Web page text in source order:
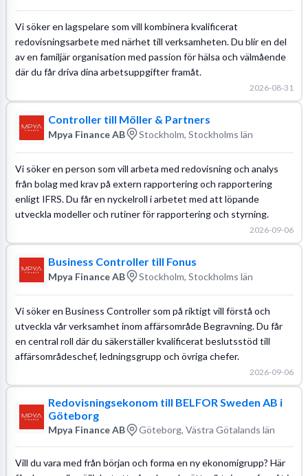
Vi söker en lagspelare som vill kombinera kvalificerat
redovisningsarbete med närhet till verksamheten. Du blir en del
av en familjär organisation med passion för hälsa och välmående
där du får driva dina arbetsuppgifter framåt.
2026-08-31
Controller till Möller & Partners
Mpya Finance AB Stockholm, Stockholms län
Vi söker en person som vill arbeta med redovisning och analys
från bolag med krav på extern rapportering och rapportering
enligt IFRS. Du får en nyckelroll i arbetet med att löpande
utveckla modeller och rutiner för rapportering och styrning.
2026-09-06
Business Controller till Fonus
Mpya Finance AB Stockholm, Stockholms län
Vi söker en Business Controller som på riktigt vill förstå och
utveckla vår verksamhet inom affärsområde Begravning. Du får
en central roll där du säkerställer kvalificerat beslutsstöd till
affärsområdeschef, ledningsgrupp och övriga chefer.
2026-09-06
Redovisningsekonom till BELFOR Sweden AB i
Göteborg
Mpya Finance AB Göteborg, Västra Götalands län
Vill du vara med från början och forma en ny ekonomigrupp? Här